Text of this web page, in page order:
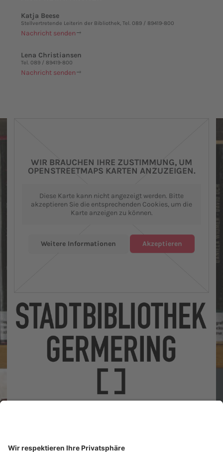
Katja Beese
Stellvertretende Leiterin der Bibliothek, Tel. 089 / 89419-800
Nachricht senden
Lena Christiansen
Tel. 089 / 89419-800
Nachricht senden
WIR BRAUCHEN IHRE ZUSTIMMUNG, UM
OPENSTREETMAPS KARTEN ANZUZEIGEN.
Diese Karte kann nicht angezeigt werden. Bitte
akzeptieren Sie die entsprechenden Cookies, um die
Karte anzeigen zu können.
Weitere Informationen Akzeptieren